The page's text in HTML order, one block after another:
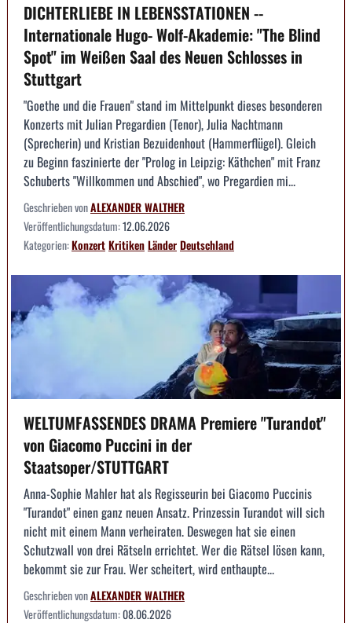
DICHTERLIEBE IN LEBENSSTATIONEN --
Internationale Hugo- Wolf-Akademie: "The Blind
Spot" im Weißen Saal des Neuen Schlosses in
Stuttgart
"Goethe und die Frauen" stand im Mittelpunkt dieses besonderen
Konzerts mit Julian Pregardien (Tenor), Julia Nachtmann
(Sprecherin) und Kristian Bezuidenhout (Hammerflügel). Gleich
zu Beginn faszinierte der "Prolog in Leipzig: Käthchen" mit Franz
Schuberts "Willkommen und Abschied", wo Pregardien mi...
Geschrieben vonALEXANDER WALTHER
Veröffentlichungsdatum:12.06.2026
Kategorien:KonzertKritikenLänderDeutschland
WELTUMFASSENDES DRAMA Premiere "Turandot"
von Giacomo Puccini in der
Staatsoper/STUTTGART
Anna-Sophie Mahler hat als Regisseurin bei Giacomo Puccinis
"Turandot" einen ganz neuen Ansatz. Prinzessin Turandot will sich
nicht mit einem Mann verheiraten. Deswegen hat sie einen
Schutzwall von drei Rätseln errichtet. Wer die Rätsel lösen kann,
bekommt sie zur Frau. Wer scheitert, wird enthaupte...
Geschrieben vonALEXANDER WALTHER
Veröffentlichungsdatum:08.06.2026